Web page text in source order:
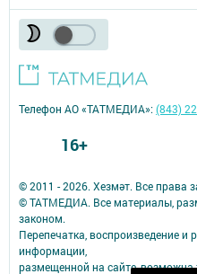
© 2011 - 2026. Хезмәт. Все права
© ТАТМЕДИА. Все материалы,
законом.
Перепечатка, воспроизведение
информации,
размещенной на сайте, возможна
Телефон АО «ТАТМЕДИА»:(843)
16+